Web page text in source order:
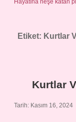
Hayatına neşe katan
Etiket: Kurtlar
Kurtlar
Tarih: Kasım 16, 2024